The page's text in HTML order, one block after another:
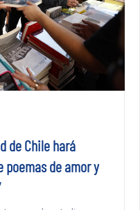
de Chile hará
poemas de amor y